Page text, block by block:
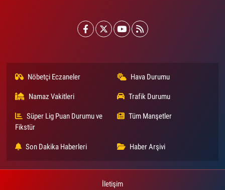
Nöbetçi Eczaneler Hava Durumu
Namaz Vakitleri Trafik Durumu
Süper Lig Puan Durumu ve
Fikstür
Tüm Manşetler
Son Dakika Haberleri Haber Arşivi
İletişim